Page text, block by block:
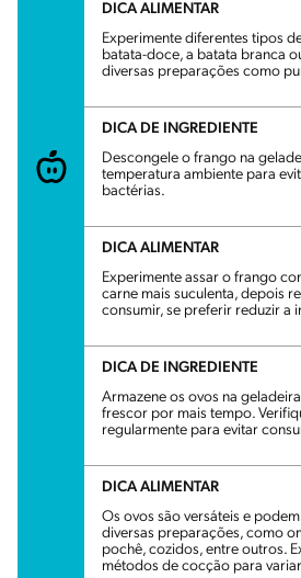
DICA ALIMENTAR
Experimente diferentes tipos
batata-doce, a batata branca
diversas preparações como
DICA DE INGREDIENTE
Descongele o frango na
temperatura ambiente para
bactérias.
DICA ALIMENTAR
Experimente assar o frango
carne mais suculenta, depois
consumir, se preferir reduzir a
DICA DE INGREDIENTE
Armazene os ovos na
frescor por mais tempo.
regularmente para evitar
DICA ALIMENTAR
Os ovos são versáteis e
diversas preparações, como
pochê, cozidos, entre outros.
métodos de cocção para